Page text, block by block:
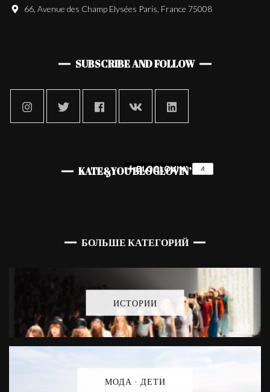
66, Avenue des Champ Elysées Paris, France 75008
SUBSCRIBE AND FOLLOW
KATE&YOU BLOGLOVIN’
БОЛЬШЕ КАТЕГОРИЙ
ИСТОРИИ
МОДА - ДЕТИ